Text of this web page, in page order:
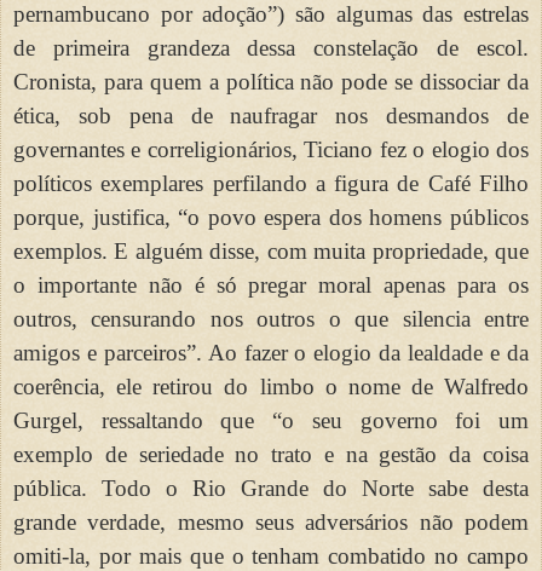
pernambucano por adoção”) são algumas das estrelas
de primeira grandeza dessa constelação de escol.
Cronista, para quem a política não pode se dissociar da
ética, sob pena de naufragar nos desmandos de
governantes e correligionários, Ticiano fez o elogio dos
políticos exemplares perfilando a figura de Café Filho
porque, justifica, “o povo espera dos homens públicos
exemplos. E alguém disse, com muita propriedade, que
o importante não é só pregar moral apenas para os
outros, censurando nos outros o que silencia entre
amigos e parceiros”. Ao fazer o elogio da lealdade e da
coerência, ele retirou do limbo o nome de Walfredo
Gurgel, ressaltando que “o seu governo foi um
exemplo de seriedade no trato e na gestão da coisa
pública. Todo o Rio Grande do Norte sabe desta
grande verdade, mesmo seus adversários não podem
omiti-la, por mais que o tenham combatido no campo